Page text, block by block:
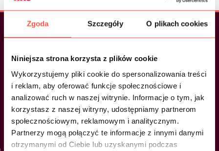
Zgoda Szczegóły O plikach cookies
Niniejsza strona korzysta z plików cookie
Wykorzystujemy pliki cookie do spersonalizowania treści
i reklam, aby oferować funkcje społecznościowe i
analizować ruch w naszej witrynie. Informacje o tym, jak
korzystasz z naszej witryny, udostępniamy partnerom
społecznościowym, reklamowym i analitycznym.
Partnerzy mogą połączyć te informacje z innymi danymi
otrzymanymi od Ciebie lub uzyskanymi podczas
Menu
O nas
Oferta
Portfolio
Kontakt
Blog